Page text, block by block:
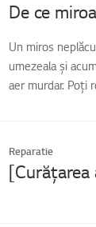
Un miros
umezeala și
aer murdar. Poți
Reparatie